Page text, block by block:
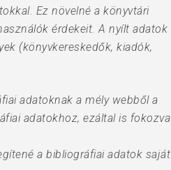
Ez növelné a könyvtári
érdekeit. A nyílt adatok
(könyvkereskedők, kiadók,
adatoknak a mély webből a
adatokhoz, ezáltal is fokozva
a bibliográfiai adatok saját